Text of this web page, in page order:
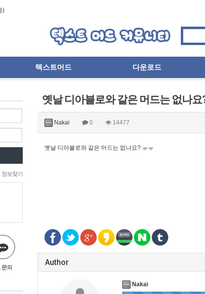
)
텍스트머드 다운로드
옛날 디아블로와 같은 머드는 없나요
Nakai 0 14477
옛날 디아블로와 같은 머드는 없나요? ㅠㅠ
Author
Nakai
정보찾기
문의